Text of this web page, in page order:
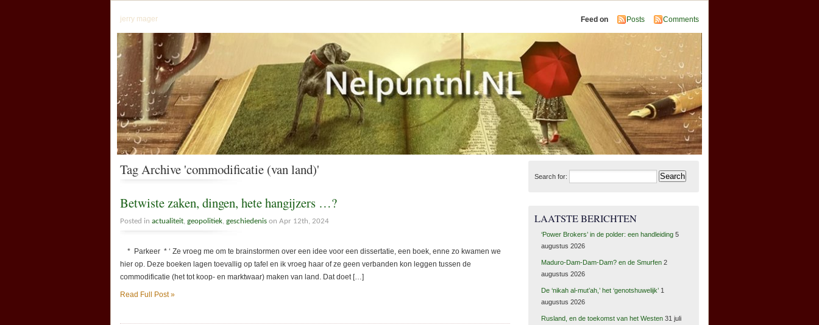
jerry mager Feed on Posts Comments
Tag Archive 'commodificatie (van land)'
Betwiste zaken, dingen, hete hangijzers …?
Posted in actualiteit geopolitiek geschiedenis on Apr 12th, 2024
* Parkeer * ‘ Ze vroeg me om te brainstormen over een idee voor een dissertatie, een boek, enne zo kwamen we
hier op. Deze boeken lagen toevallig op tafel en ik vroeg haar of ze geen verbanden kon leggen tussen de
commodificatie (het tot koop- en marktwaar) maken van land. Dat doet […]
Read Full Post »
Search for:
LAATSTE BERICHTEN
‘Power Brokers’ in de polder: een handleiding 5
augustus 2026
Maduro-Dam-Dam-Dam? en de Smurfen 2
augustus 2026
De ‘nikah al-mut’ah,’ het ‘genotshuwelijk’ 1
augustus 2026
Rusland, en de toekomst van het Westen 31 juli